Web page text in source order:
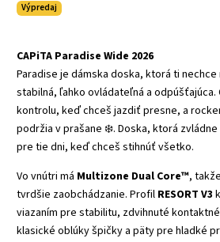
Výpredaj
CAPiTA Paradise Wide 2026
Paradise je dámska doska, ktorá ti
stabilná, ľahko ovládateľná a odpúšťajúca.
kontrolu, keď chceš jazdiť presne, a
podržia v prašane ❄️. Doska, ktorá
pre tie dni, keď chceš stihnúť všetko.
Vo vnútri má Multizone Dual Core™,
tvrdšie zaobchádzanie. Profil RESORT V3
viazaním pre stabilitu, zdvihnuté
klasické oblúky špičky a päty pre hladké